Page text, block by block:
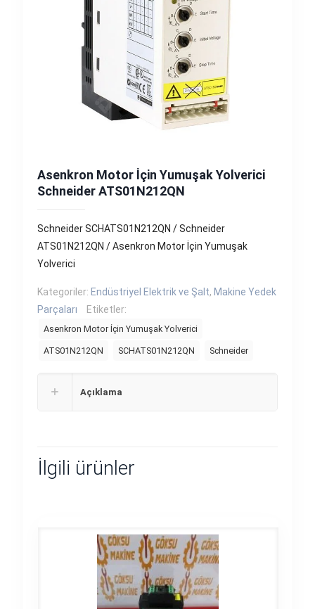
Asenkron Motor İçin Yumuşak Yolverici
Schneider ATS01N212QN
Schneider SCHATS01N212QN / Schneider
ATS01N212QN / Asenkron Motor İçin Yumuşak
Yolverici
Kategoriler: Endüstriyel Elektrik ve Şalt, Makine Yedek
Parçaları
Etiketler:
Asenkron Motor İçin Yumuşak Yolverici
ATS01N212QN SCHATS01N212QN Schneider
Açıklama
İlgili ürünler